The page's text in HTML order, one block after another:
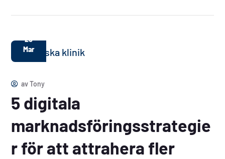
20
Mar
avTony
5 digitala
marknadsföringsstrategie
r för att attrahera fler